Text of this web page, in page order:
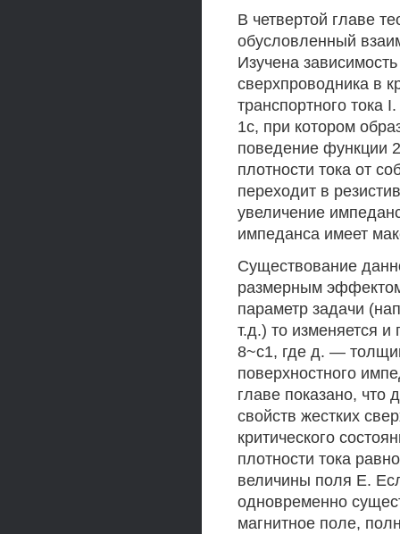
В четвертой главе
обусловленный
Изучена
сверхпроводника в
транспортного тока
1с, при котором
поведение функции
плотности тока от
переходит в
увеличение
импеданса имеет
Существование
размерным
параметр задачи
т.д.) то изменяется
8~с1, где д. —
поверхностного
главе показано, что
свойств жестких
критического
плотности тока
величины поля Е.
одновременно
магнитное поле,